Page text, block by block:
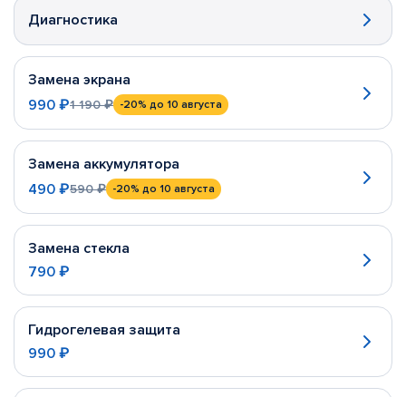
Диагностика
Замена экрана
990 ₽1 190 ₽ -20% до 10 августа
Замена аккумулятора
490 ₽590 ₽ -20% до 10 августа
Замена стекла
790 ₽
Гидрогелевая защита
990 ₽